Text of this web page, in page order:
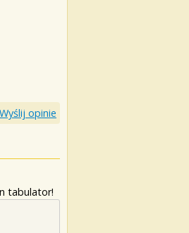
Wyślij opinie
tabulator!